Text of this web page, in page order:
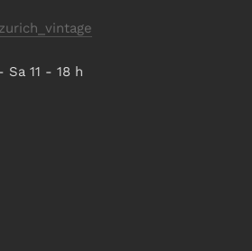
11 - 18 h